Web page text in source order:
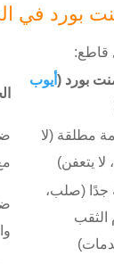
بورد في
قاطع:
بورد ( أيوب
مطلقة (لا
لا يتعفن)
جدًا (صلب،
الثقب